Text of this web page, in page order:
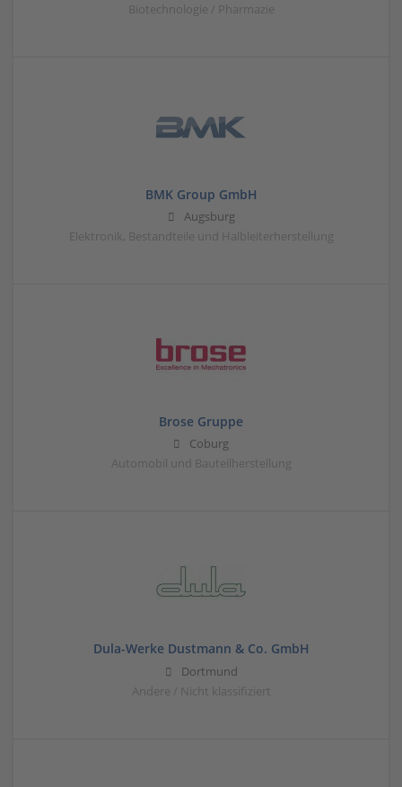
Biotechnologie / Pharmazie
BMK Group GmbH
Augsburg
Elektronik, Bestandteile und Halbleiterherstellung
Brose Gruppe
Coburg
Automobil und Bauteilherstellung
Dula-Werke Dustmann & Co. GmbH
Dortmund
Andere / Nicht klassifiziert